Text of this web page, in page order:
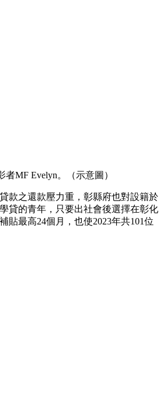
者MF Evelyn。（示意圖）
款之還款壓力重，彰縣府也對設籍於
貸的青年，只要出社會後選擇在彰化
貼最高24個月，也使2023年共101位